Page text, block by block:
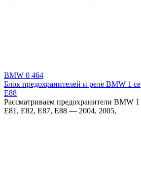
BMW 0 464
Блок предохранителей и реле BMW 1
E88
Рассматриваем предохранители BMW
E81, E82, E87, E88 — 2004, 2005,